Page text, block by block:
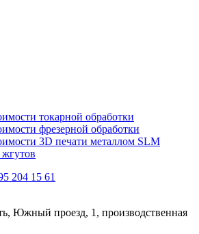
токарной обработки
фрезерной обработки
3D печати металлом SLM
204 15 61
Южный проезд, 1, производственная